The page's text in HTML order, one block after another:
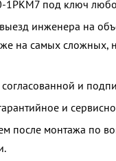
1РКМ7 под ключ
инженера на
на самых сложных,
и
и
после монтажа по